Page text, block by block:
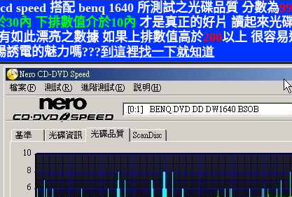
speed搭配benq 1640所測試之光碟品質 分數為99
30內 下排數值介於10內 才是真正的好片 讀起來光
如此漂亮之數據 如果上排數值高於200以上 很容
誘電的魅力嗎???到這裡找一下就知道